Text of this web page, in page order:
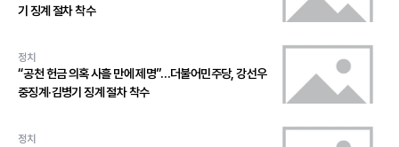
기 징계 절차 착수
정치
“공천 헌금 의혹 사흘 만에 제명”…더불어민주당, 강선우
중징계·김병기 징계 절차 착수
정치